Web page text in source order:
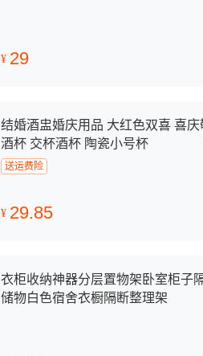
¥ 29
结婚酒盅婚庆用品 大红色双喜 喜庆
酒杯 交杯酒杯 陶瓷小号杯
送运费险
¥ 29.85
衣柜收纳神器分层置物架卧室柜子
储物白色宿舍衣橱隔断整理架